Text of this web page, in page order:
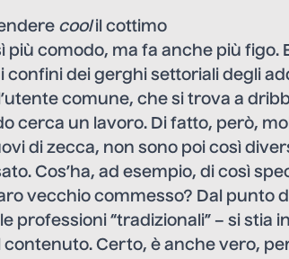
coolil cottimo
più comodo, ma fa anche più
confini dei gerghi settoriali degli
comune, che si trova a
cerca un lavoro. Di fatto, però,
di zecca, non sono poi così
Cos’ha, ad esempio, di così
vecchio commesso? Dal punto
professioni “tradizionali” – si stia
Certo, è anche vero,